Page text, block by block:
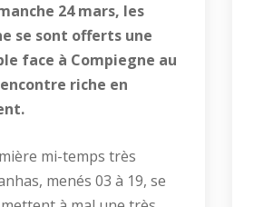
24 mars, les
se sont offerts une
face à Compiegne au
riche en
mi-temps très
menés 03 à 19, se